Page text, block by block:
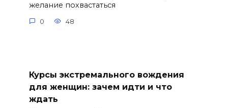
желание похвастаться
0 48
Курсы экстремального вождения
для женщин: зачем идти и что
ждать